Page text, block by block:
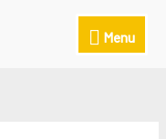
Menu
Menu